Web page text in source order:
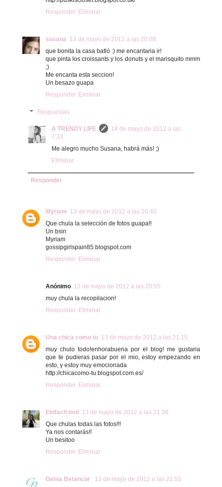
Responder Eliminar
susana 13 de mayo de 2012 a las 20:08
que bonita la casa batló :) me encantaria ir!
que pinta los croissants y los donuts y el marisquito mmm
;)
Me encanta esta seccion!
Un besazo guapa
Responder Eliminar
Respuestas
A TRENDY LIFE
14 de mayo de 2012 a las
7:33
Me alegro mucho Susana, habrá más! ;)
Eliminar
Responder
Myriam 13 de mayo de 2012 a las 20:40
Que chula la selección de fotos guapa!!
Un bsin
Myriam
gossipgirlspain85.blogspot.com
Responder Eliminar
Anónimo 13 de mayo de 2012 a las 20:55
muy chula la recopilacion!
Responder Eliminar
Una chica como tu 13 de mayo de 2012 a las 21:15
muy chulo todo!enhorabuena por el blog! me gustaria
que te pudieras pasar por el mio, estoy empezando en
esto, y estoy muy emocionada
http://chicacomo-tu.blogspot.com.es/
Responder Eliminar
Einfach moi 13 de mayo de 2012 a las 21:36
Que chulas todas las fotos!!!
Ya nos contarás!!
Un besitoo
Responder Eliminar
Gema Betancor
13 de mayo de 2012 a las 21:55